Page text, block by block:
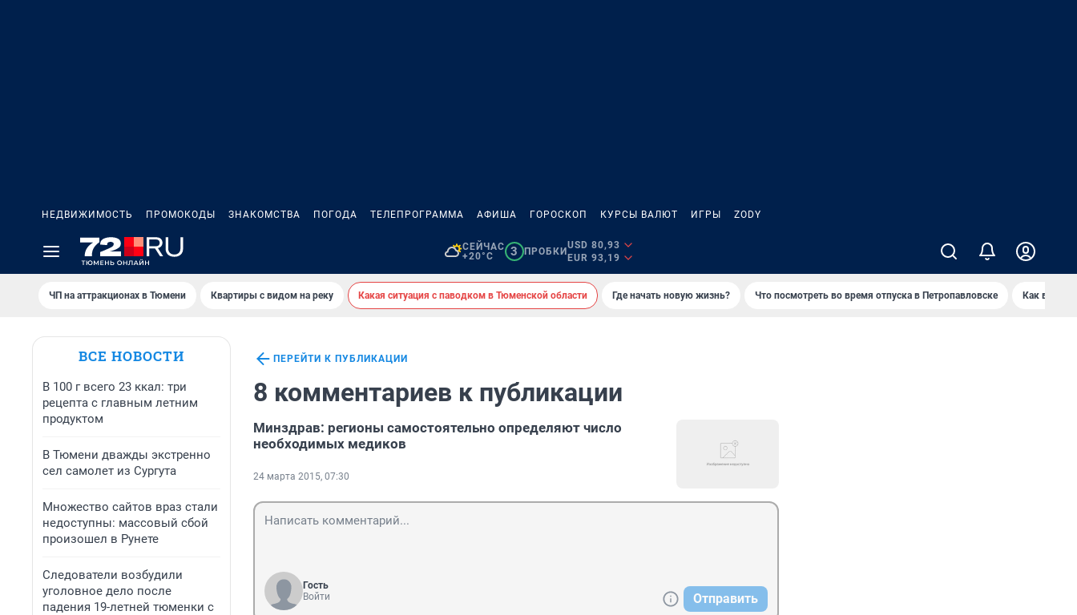
НЕДВИЖИМОСТЬ ПРОМОКОДЫ ЗНАКОМСТВА ПОГОДА ТЕЛЕПРОГРАММА АФИША ГОРОСКОП КУРСЫ ВАЛЮТ ИГРЫ ZODY
СЕЙЧАС
+20°C
3 ПРОБКИ
USD 80,93
EUR 93,19
ЧП на аттракционах в Тюмени Квартиры с видом на реку Какая ситуация с паводком в Тюменской области Где начать новую жизнь? Что посмотреть во время отпуска в Петропавловске Как
ВСЕ НОВОСТИ
В 100 г всего 23 ккал: три
рецепта с главным летним
продуктом
В Тюмени дважды экстренно
сел самолет из Сургута
Множество сайтов враз стали
недоступны: массовый сбой
произошел в Рунете
Следователи возбудили
уголовное дело после
падения 19-летней тюменки с
ПЕРЕЙТИ К ПУБЛИКАЦИИ
8 комментариев к публикации
Минздрав: регионы самостоятельно определяют число
необходимых медиков
24 марта 2015, 07:30
Гость
Войти
Отправить